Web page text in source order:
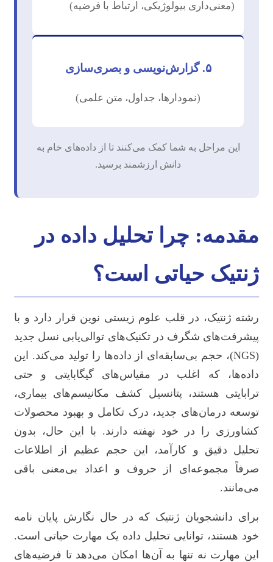
(معنی‌داری بیولوژیکی، ارتباط با فرضیه)
۵. گزارش‌نویسی و بصری‌سازی
(نمودارها، جداول، متن علمی)
این مراحل به شما کمک می‌کنند تا از داده‌های خام به
دانش ارزشمند برسید.
مقدمه: چرا تحلیل داده در
ژنتیک حیاتی است؟
رشته ژنتیک، در قلب علوم زیستی نوین قرار دارد و با
پیشرفت‌های شگرف در تکنیک‌های توالی‌یابی نسل جدید
(NGS)، حجم بی‌سابقه‌ای از داده‌ها را تولید می‌کند. این
داده‌ها، که اغلب در مقیاس‌های گیگابایتی و حتی
ترابایتی هستند، پتانسیل کشف مکانیسم‌های بیماری،
توسعه درمان‌های جدید، درک تکامل و بهبود محصولات
کشاورزی را در خود نهفته دارند. با این حال، بدون
تحلیل دقیق و کارآمد، این حجم عظیم از اطلاعات
صرفاً مجموعه‌ای از حروف و اعداد بی‌معنی باقی
می‌مانند.
برای دانشجویان ژنتیک که در حال نگارش پایان نامه
خود هستند، توانایی تحلیل داده یک مهارت حیاتی است.
این مهارت نه تنها به آن‌ها امکان می‌دهد تا فرضیه‌های